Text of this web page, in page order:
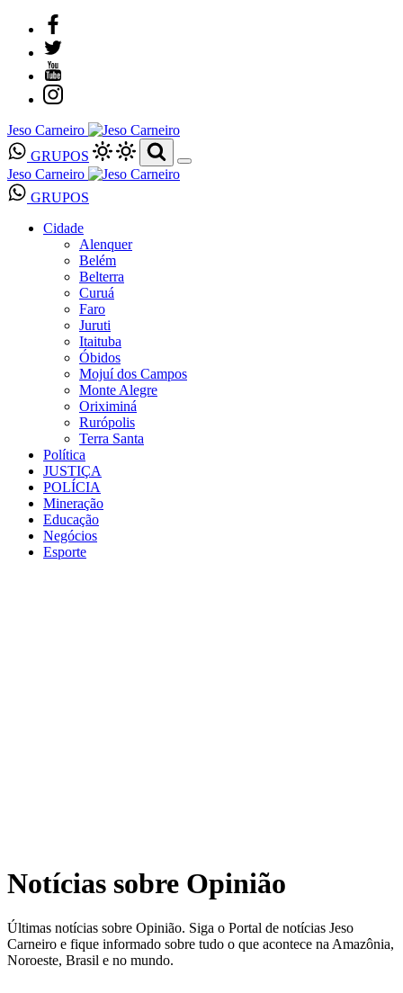
Jeso Carneiro
GRUPOS
Jeso Carneiro
GRUPOS
Cidade
Alenquer
Belém
Belterra
Curuá
Faro
Juruti
Itaituba
Óbidos
Mojuí dos Campos
Monte Alegre
Oriximiná
Rurópolis
Terra Santa
Política
JUSTIÇA
POLÍCIA
Mineração
Educação
Negócios
Esporte
Notícias sobre Opinião
Últimas notícias sobre Opinião. Siga o Portal de notícias Jeso
Carneiro e fique informado sobre tudo o que acontece na Amazônia,
Noroeste, Brasil e no mundo.